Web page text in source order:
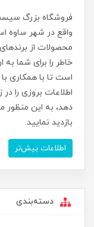
فروشگاه بزرگ
واقع در شهر ساوه
محصولات از
خاطر را برای شما
است تا با همکاری
اطلاعات بروزی را
دهد، به این منظور
بازدید نمایید.
اطلاعات بیش‌تر
دسته‌بندی